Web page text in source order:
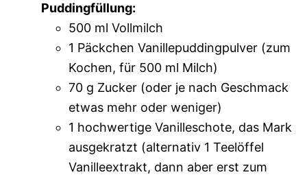
Puddingfüllung:
500 ml Vollmilch
1 Päckchen Vanillepuddingpulver (zum
Kochen, für 500 ml Milch)
70 g Zucker (oder je nach Geschmack
etwas mehr oder weniger)
1 hochwertige Vanilleschote, das Mark
ausgekratzt (alternativ 1 Teelöffel
Vanilleextrakt, dann aber erst zum